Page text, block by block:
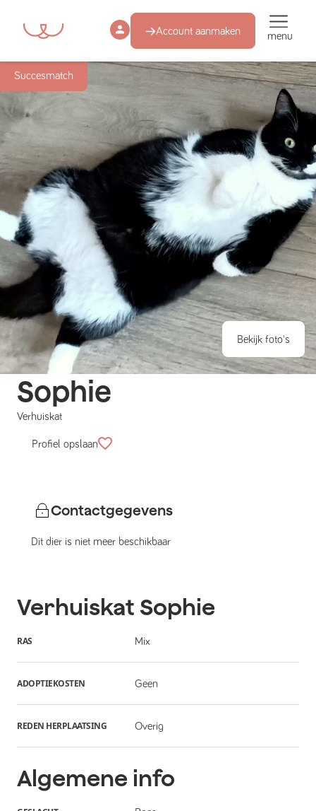
Account aanmaken menu
Succesmatch
Bekijk foto's
Sophie
Verhuiskat
Profiel opslaan
Contactgegevens
Dit dier is niet meer beschikbaar
Verhuiskat Sophie
RAS Mix
ADOPTIEKOSTEN Geen
REDEN HERPLAATSING Overig
Algemene info